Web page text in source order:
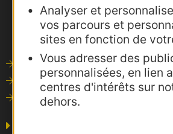
Analyser et
vos parcours et
sites en fonction de
Vous adresser des
personnalisées, en lien
centres d'intérêts sur
dehors.
Outils de communication
Photothèque
Consultations